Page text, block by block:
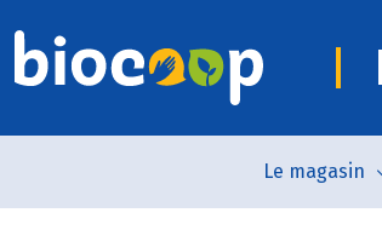
Le magasin